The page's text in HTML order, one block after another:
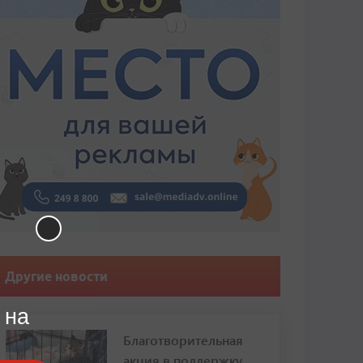
Другие новости
Благотворительная